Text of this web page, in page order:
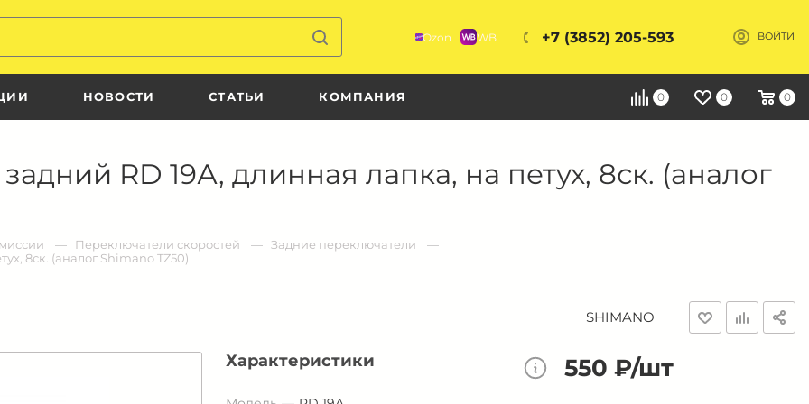
Ozon WB +7 (3852) 205-593 ВОЙТИ
НОВОСТИ СТАТЬИ КОМПАНИЯ 0 0 0
RD 19А, длинная лапка, на петух, 8ск. (аналог
Переключатели скоростей
Задние переключатели
8ск. (аналог Shimano TZ50)
SHIMANO
Характеристики 550 ₽/шт